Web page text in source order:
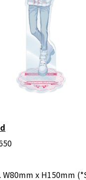
W80mm x H150mm